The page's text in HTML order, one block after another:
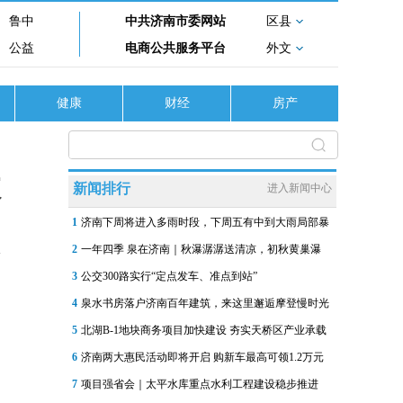
鲁中
公益
中共济南市委网站
区县
电商公共服务平台
外文
健康 财经 房产
新闻排行 进入新闻中心
1 济南下周将进入多雨时段，下周五有中到大雨局部暴
2 一年四季 泉在济南｜秋瀑潺潺送清凉，初秋黄巢瀑
3 公交300路实行“定点发车、准点到站”
4 泉水书房落户济南百年建筑，来这里邂逅摩登慢时光
5 北湖B-1地块商务项目加快建设 夯实天桥区产业承载
6 济南两大惠民活动即将开启 购新车最高可领1.2万元
7 项目强省会｜太平水库重点水利工程建设稳步推进